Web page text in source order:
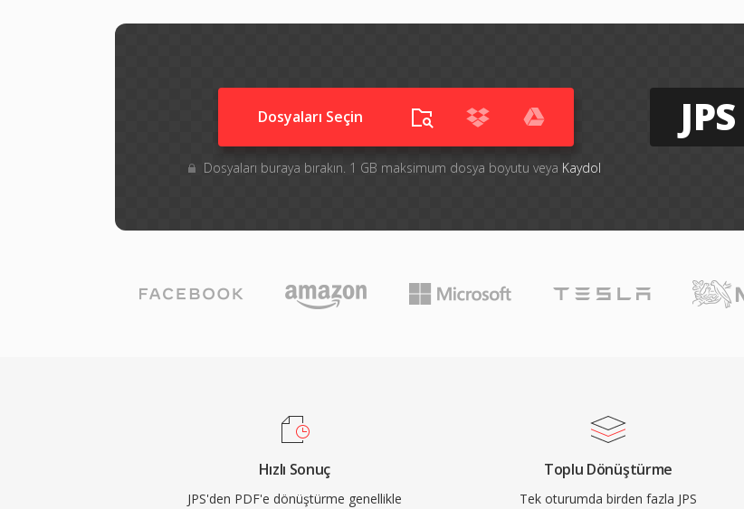
Dosyaları Seçin
Dosyaları buraya bırakın. 1 GB maksimum dosya boyutu veya Kaydol
JPS
Hızlı Sonuç
JPS'den PDF'e dönüştürme genellikle
Toplu Dönüştürme
Tek oturumda birden fazla JPS